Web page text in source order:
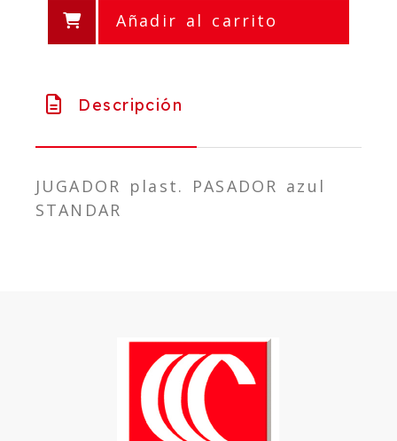
Añadir al carrito
Descripción
JUGADOR plast. PASADOR azul
STANDAR